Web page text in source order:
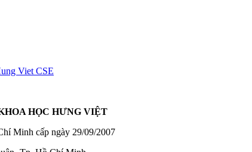
HỌC HƯNG VIỆT
Minh cấp ngày 29/09/2007